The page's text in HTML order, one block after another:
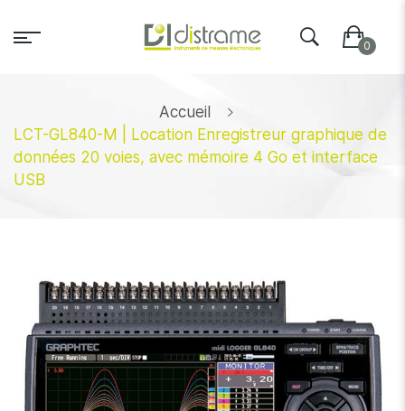
Accueil
LCT-GL840-M | Location Enregistreur graphique de
données 20 voies, avec mémoire 4 Go et interface
USB
end
of
the
images